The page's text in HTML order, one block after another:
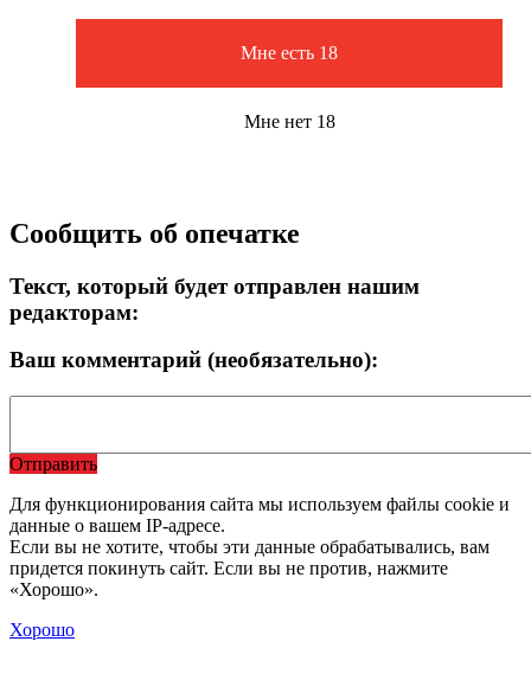
Мне есть 18
Мне нет 18
Сообщить об опечатке
Текст, который будет отправлен нашим
редакторам:
Ваш комментарий (необязательно):
Отправить
Для функционирования сайта мы используем файлы cookie и
данные о вашем IP-адресе.
Если вы не хотите, чтобы эти данные обрабатывались, вам
придется покинуть сайт. Если вы не против, нажмите
«Хорошо».
Хорошо